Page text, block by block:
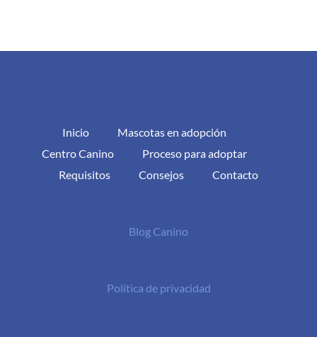
Inicio
Mascotas en adopción
Centro Canino
Proceso para adoptar
Requisitos
Consejos Contacto
Blog Canino
Política de privacidad